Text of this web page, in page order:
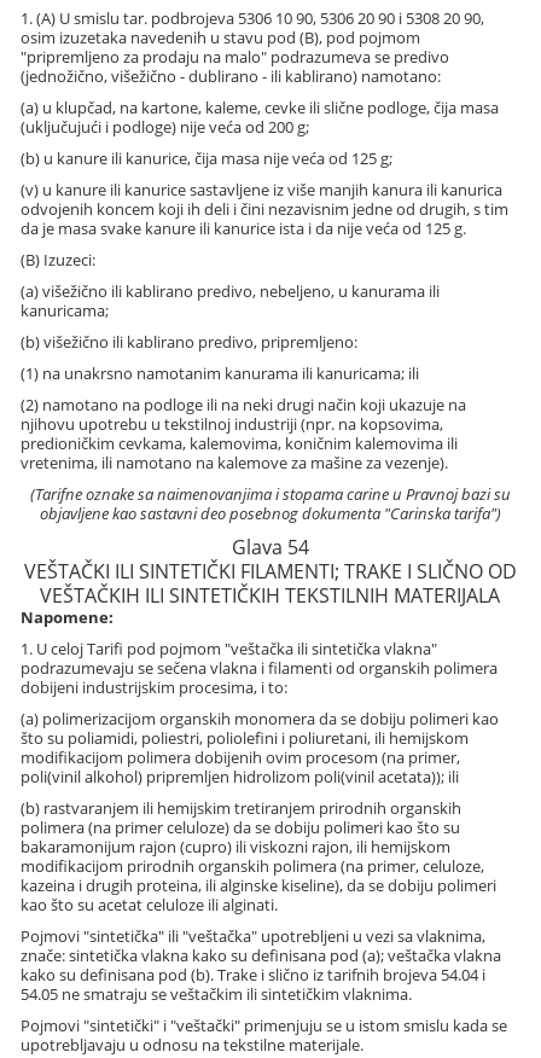
1. (A) U smislu tar. podbrojeva 5306 10 90, 5306 20 90 i 5308 20 90,
osim izuzetaka navedenih u stavu pod (B), pod pojmom
"pripremljeno za prodaju na malo" podrazumeva se predivo
(jednožično, višežično - dublirano - ili kablirano) namotano:
(a) u klupčad, na kartone, kaleme, cevke ili slične podloge, čija masa
(uključujući i podloge) nije veća od 200 g;
(b) u kanure ili kanurice, čija masa nije veća od 125 g;
(v) u kanure ili kanurice sastavljene iz više manjih kanura ili kanurica
odvojenih koncem koji ih deli i čini nezavisnim jedne od drugih, s tim
da je masa svake kanure ili kanurice ista i da nije veća od 125 g.
(B) Izuzeci:
(a) višežično ili kablirano predivo, nebeljeno, u kanurama ili
kanuricama;
(b) višežično ili kablirano predivo, pripremljeno:
(1) na unakrsno namotanim kanurama ili kanuricama; ili
(2) namotano na podloge ili na neki drugi način koji ukazuje na
njihovu upotrebu u tekstilnoj industriji (npr. na kopsovima,
predioničkim cevkama, kalemovima, koničnim kalemovima ili
vretenima, ili namotano na kalemove za mašine za vezenje).
(Tarifne oznake sa naimenovanjima i stopama carine u Pravnoj bazi su
objavljene kao sastavni deo posebnog dokumenta "Carinska tarifa")
Glava 54
VEŠTAČKI ILI SINTETIČKI FILAMENTI; TRAKE I SLIČNO OD
VEŠTAČKIH ILI SINTETIČKIH TEKSTILNIH MATERIJALA
Napomene:
1. U celoj Tarifi pod pojmom "veštačka ili sintetička vlakna"
podrazumevaju se sečena vlakna i filamenti od organskih polimera
dobijeni industrijskim procesima, i to:
(a) polimerizacijom organskih monomera da se dobiju polimeri kao
što su poliamidi, poliestri, poliolefini i poliuretani, ili hemijskom
modifikacijom polimera dobijenih ovim procesom (na primer,
poli(vinil alkohol) pripremljen hidrolizom poli(vinil acetata)); ili
(b) rastvaranjem ili hemijskim tretiranjem prirodnih organskih
polimera (na primer celuloze) da se dobiju polimeri kao što su
bakaramonijum rajon (cupro) ili viskozni rajon, ili hemijskom
modifikacijom prirodnih organskih polimera (na primer, celuloze,
kazeina i drugih proteina, ili alginske kiseline), da se dobiju polimeri
kao što su acetat celuloze ili alginati.
Pojmovi "sintetička" ili "veštačka" upotrebljeni u vezi sa vlaknima,
znače: sintetička vlakna kako su definisana pod (a); veštačka vlakna
kako su definisana pod (b). Trake i slično iz tarifnih brojeva 54.04 i
54.05 ne smatraju se veštačkim ili sintetičkim vlaknima.
Pojmovi "sintetički" i "veštački" primenjuju se u istom smislu kada se
upotrebljavaju u odnosu na tekstilne materijale.